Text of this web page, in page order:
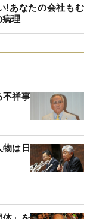
!あなたの会社もむ
理
不祥事
は日